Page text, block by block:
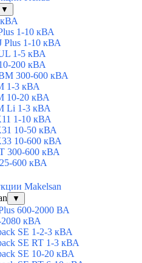
▼
1-10 кВА
Plus 1-10 кВА
1-5 кВА
200 кВА
300-600 кВА
1-3 кВА
10-20 кВА
Li 1-3 кВА
1-10 кВА
10-50 кВА
10-600 кВА
300-600 кВА
600 кВА
Makelsan
▼
600-2000 ВА
2080 кВА
SE 1-2-3 кВА
SE RT 1-3 кВА
SE 10-20 кВА